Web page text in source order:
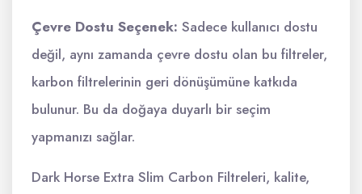
Çevre Dostu Seçenek: Sadece kullanıcı dostu
değil, aynı zamanda çevre dostu olan bu filtreler,
karbon filtrelerinin geri dönüşümüne katkıda
bulunur. Bu da doğaya duyarlı bir seçim
yapmanızı sağlar.
Dark Horse Extra Slim Carbon Filtreleri, kalite,